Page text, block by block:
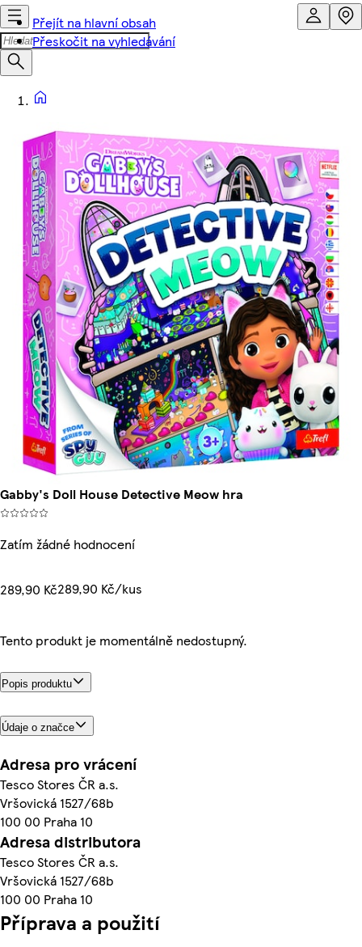
Přejít na hlavní obsah
Přeskočit na vyhledávání
Gabby's Doll House Detective Meow hra
Zatím žádné hodnocení
289,90 Kč289,90 Kč/kus
Tento produkt je momentálně nedostupný.
Popis produktu
Údaje o značce
Adresa pro vrácení
Tesco Stores ČR a.s.
Vršovická 1527/68b
100 00 Praha 10
Adresa distributora
Tesco Stores ČR a.s.
Vršovická 1527/68b
100 00 Praha 10
Příprava a použití